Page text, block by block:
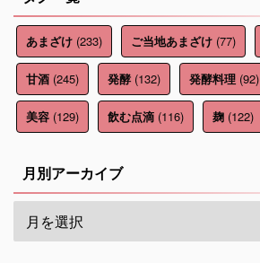
あまざけ (233) ご当地あまざけ (77)
甘酒 (245) 発酵(132) 発酵料理 (92)
美容 (129) 飲む点滴 (116) 麹 (122)
月別アーカイブ